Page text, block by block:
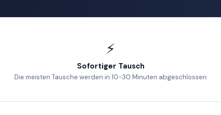
⚡
Sofortiger Tausch
Die meisten Tausche werden in 10-30 Minuten abgeschlossen